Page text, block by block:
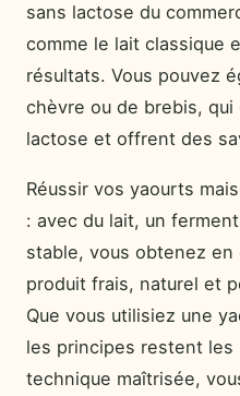
sans lactose du
comme le lait classique
résultats. Vous pouvez
chèvre ou de brebis,
lactose et offrent des
Réussir vos yaourts
: avec du lait, un
stable, vous obtenez en
produit frais, naturel et
Que vous utilisiez une
les principes restent les
technique maîtrisée,